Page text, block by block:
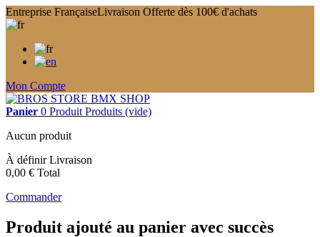
Entreprise FrançaiseLivraison Offerte dès 100€ d'achats
Mon Compte
Panier 0 Produit Produits (vide)
Aucun produit
À définirLivraison
0,00 € Total
Commander
Produit ajouté au panier avec succès